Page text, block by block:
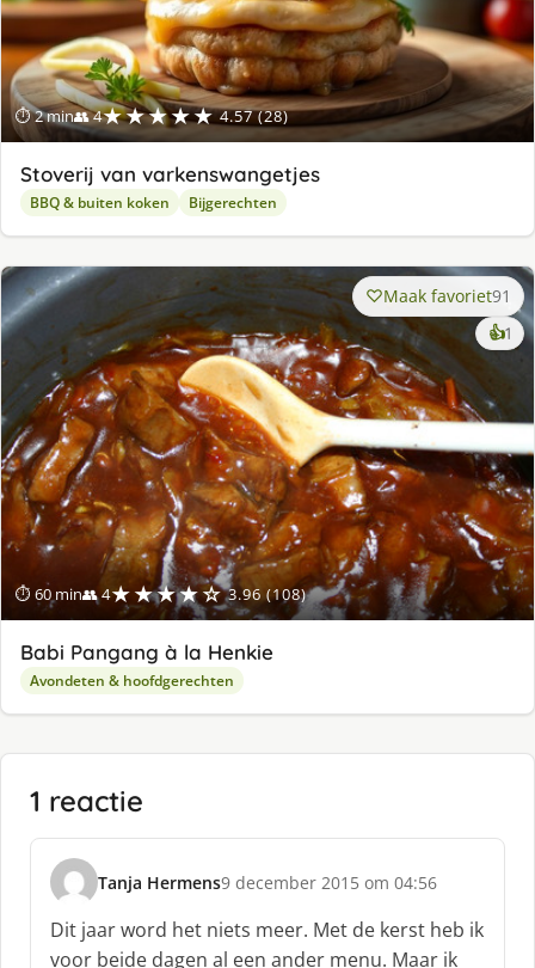
⏱ 2 min👥 4★★★★★ 4.57 (28)
Stoverij van varkenswangetjes
BBQ & buiten koken Bijgerechten
⏱ 60 min👥 4★★★★☆ 3.96 (108)
Maak favoriet91
👍1
Babi Pangang à la Henkie
Avondeten & hoofdgerechten
1 reactie
Tanja Hermens
s
c
h
9 december 2015 om 04:56
Dit jaar word het niets meer. Met de kerst heb ik
voor beide dagen al een ander menu. Maar ik